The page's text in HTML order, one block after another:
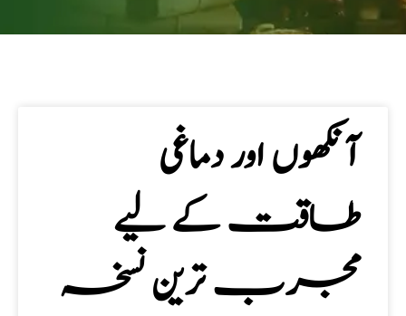
آنکھوں اور دماغی
طاقت کے لیے
مجرب ترین نسخہ